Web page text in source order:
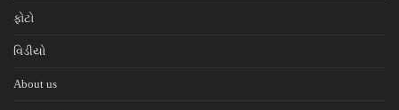
ફોટો
વિડીયો
About us